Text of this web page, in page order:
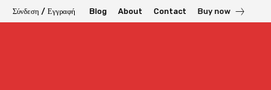
Σύνδεση / Εγγραφή Blog About Contact Buy now